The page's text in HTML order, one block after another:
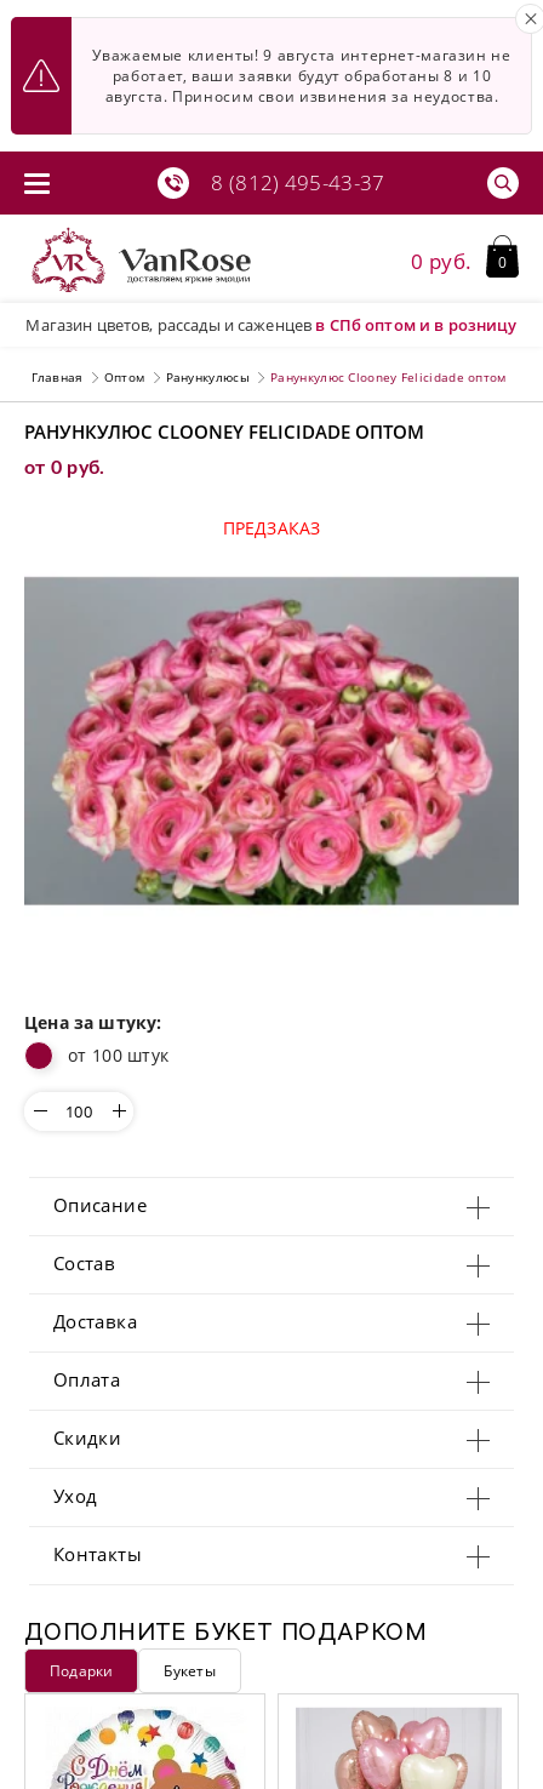
Уважаемые клиенты! 9 августа интернет-магазин не
работает, ваши заявки будут обработаны 8 и 10
авугста. Приносим свои извинения за неудоства.
8 (812) 495-43-37
Магазин цветов, рассады и саженцев в СПбоптом и в розницу
0 руб. 0
Главная Оптом Ранункулюсы Ранункулюс Clooney Felicidade оптом
РАНУНКУЛЮС CLOONEY FELICIDADE ОПТОМ
от 0 руб.
ПРЕДЗАКАЗ
Цена за штуку:
от 100 штук
Описание
Состав
Доставка
Оплата
Скидки
Уход
Контакты
ДОПОЛНИТЕ БУКЕТ ПОДАРКОМ
Подарки Букеты